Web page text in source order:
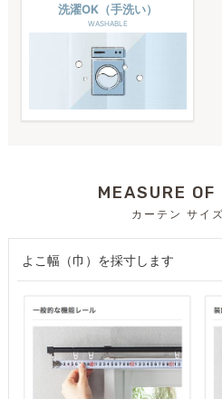
洗濯OK（手洗い）
WASHABLE
MEASURE
カーテン サイ
よこ幅（巾）を採寸します